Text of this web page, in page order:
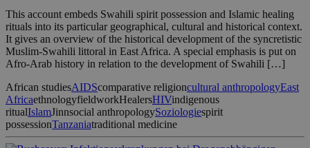
This account embeds Swahili spirit possession and Islamic healing
rituals into its particular geographical, cultural and historical context.
It gives an overview of the historical development of the syncretistic
Muslim-Swahili littoral in East Africa. A special emphasis is put on
Afro-Arab history in relation to the development of Swahili […]
African studiesAIDScomparative religioncultural anthropologyEast
AfricaethnologyfieldworkHealersHIVindigenous
ritualIslamJinnsocial anthropologySoziologiespirit
possessionTanzaniatraditional medicine